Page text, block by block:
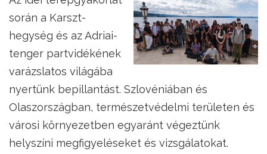
során a Karszt-
hegység és az Adriai-
tenger partvidékének
varázslatos világába
nyertünk bepillantást. Szlovéniában és
Olaszországban, természetvédelmi területen és
városi környezetben egyaránt végeztünk
helyszíni megfigyeléseket és vizsgálatokat.